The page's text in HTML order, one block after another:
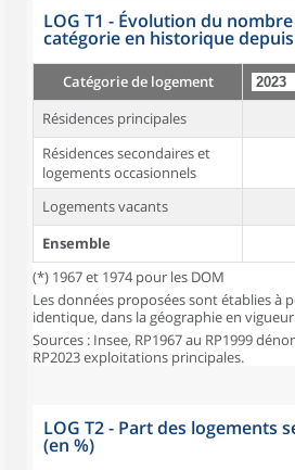
LOG T1 - Évolution du
catégorie en historique
Catégorie de logement
Résidences principales
Résidences secondaires et
logements occasionnels
Logements vacants
Ensemble
(*) 1967 et 1974 pour les DOM
Les données proposées sont établies à
identique, dans la géographie en
Sources : Insee, RP1967 au RP1999
RP2023 exploitations principales.
LOG T2 - Part des logements
(en %)